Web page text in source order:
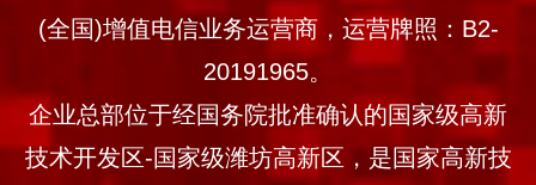
(全国)增值电信业务运营商，运营牌照：B2-
20191965。
企业总部位于经国务院批准确认的国家级高新
技术开发区-国家级潍坊高新区，是国家高新技